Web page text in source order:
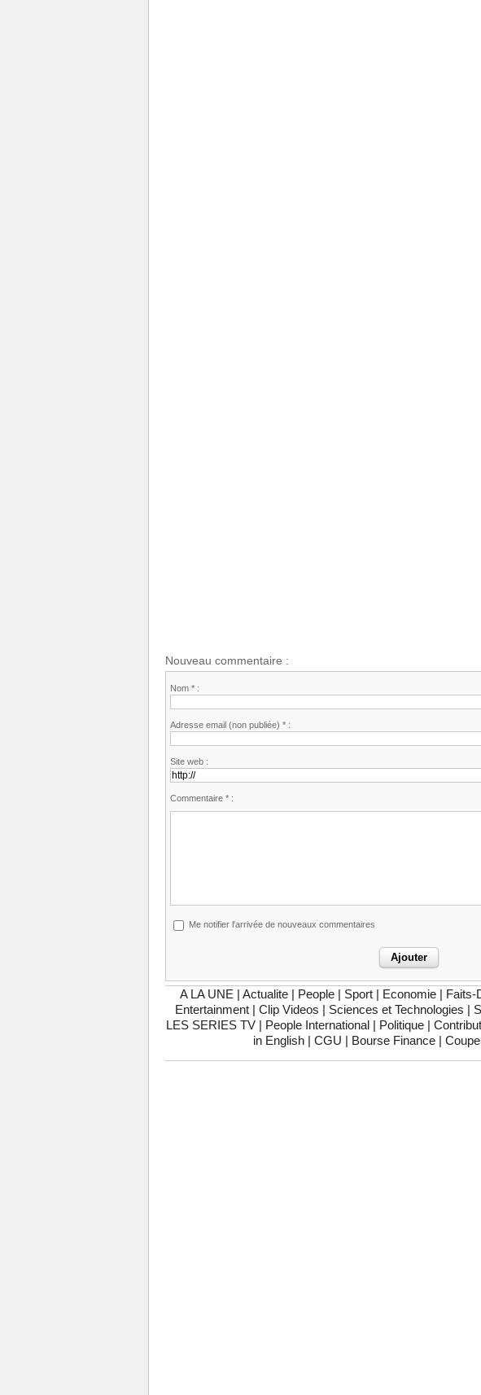
Nouveau commentaire :
Nom * :
Adresse email (non publiée) * :
Site web :
Commentaire * :
Me notifier l'arrivée de nouveaux commentaires
A LA UNE | Actualite | People | Sport | Economie | Faits-
Entertainment | Clip Videos | Sciences et Technologies |
LES SERIES TV | People International | Politique |
in English | CGU | Bourse Finance |